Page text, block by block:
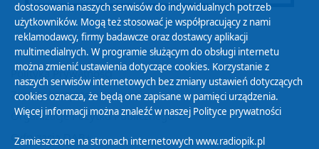
Polityka Prywatności
Zasady korzystania z Serwisu
Organizacje Pożytku Publicznego
Cyfryzacja DAB+
dostosowania naszych serwisów do indywidualnych potrzeb
użytkowników. Mogą też stosować je współpracujący z nami
reklamodawcy, firmy badawcze oraz dostawcy aplikacji
multimedialnych. W programie służącym do obsługi internetu
można zmienić ustawienia dotyczące cookies. Korzystanie z
naszych serwisów internetowych bez zmiany ustawień dotyczących
cookies oznacza, że będą one zapisane w pamięci urządzenia.
Więcej informacji można znaleźć w naszej Polityce prywatności
Zamieszczone na stronach internetowych www.radiopik.pl